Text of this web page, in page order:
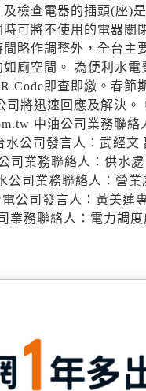
檢查電器的插頭(座)
可將不使用的電器
略作調整外，全台
廁空間。 為便利水
Code即查即繳。春節
司將迅速回應及解決
中油公司業務聯
水公司發言人：武經
司業務聯絡人：供水
公司業務聯絡人：營
公司發言人：黃美蓮
業務聯絡人：電力調